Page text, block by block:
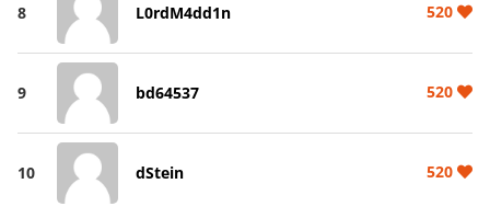
8 L0rdM4dd1n 520
9 bd64537 520
10 dStein 520